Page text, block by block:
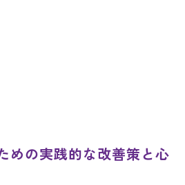
めの実践的な改善策と心